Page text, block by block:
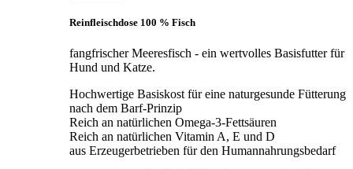
Reinfleischdose 100 % Fisch
fangfrischer Meeresfisch - ein wertvolles Basisfutter für
Hund und Katze.
Hochwertige Basiskost für eine naturgesunde Fütterung
nach dem Barf-Prinzip
Reich an natürlichen Omega-3-Fettsäuren
Reich an natürlichen Vitamin A, E und D
aus Erzeugerbetrieben für den Humannahrungsbedarf